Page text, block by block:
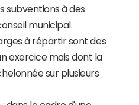
subventions à des
municipal.
à répartir sont des
exercice mais dont la
sur plusieurs